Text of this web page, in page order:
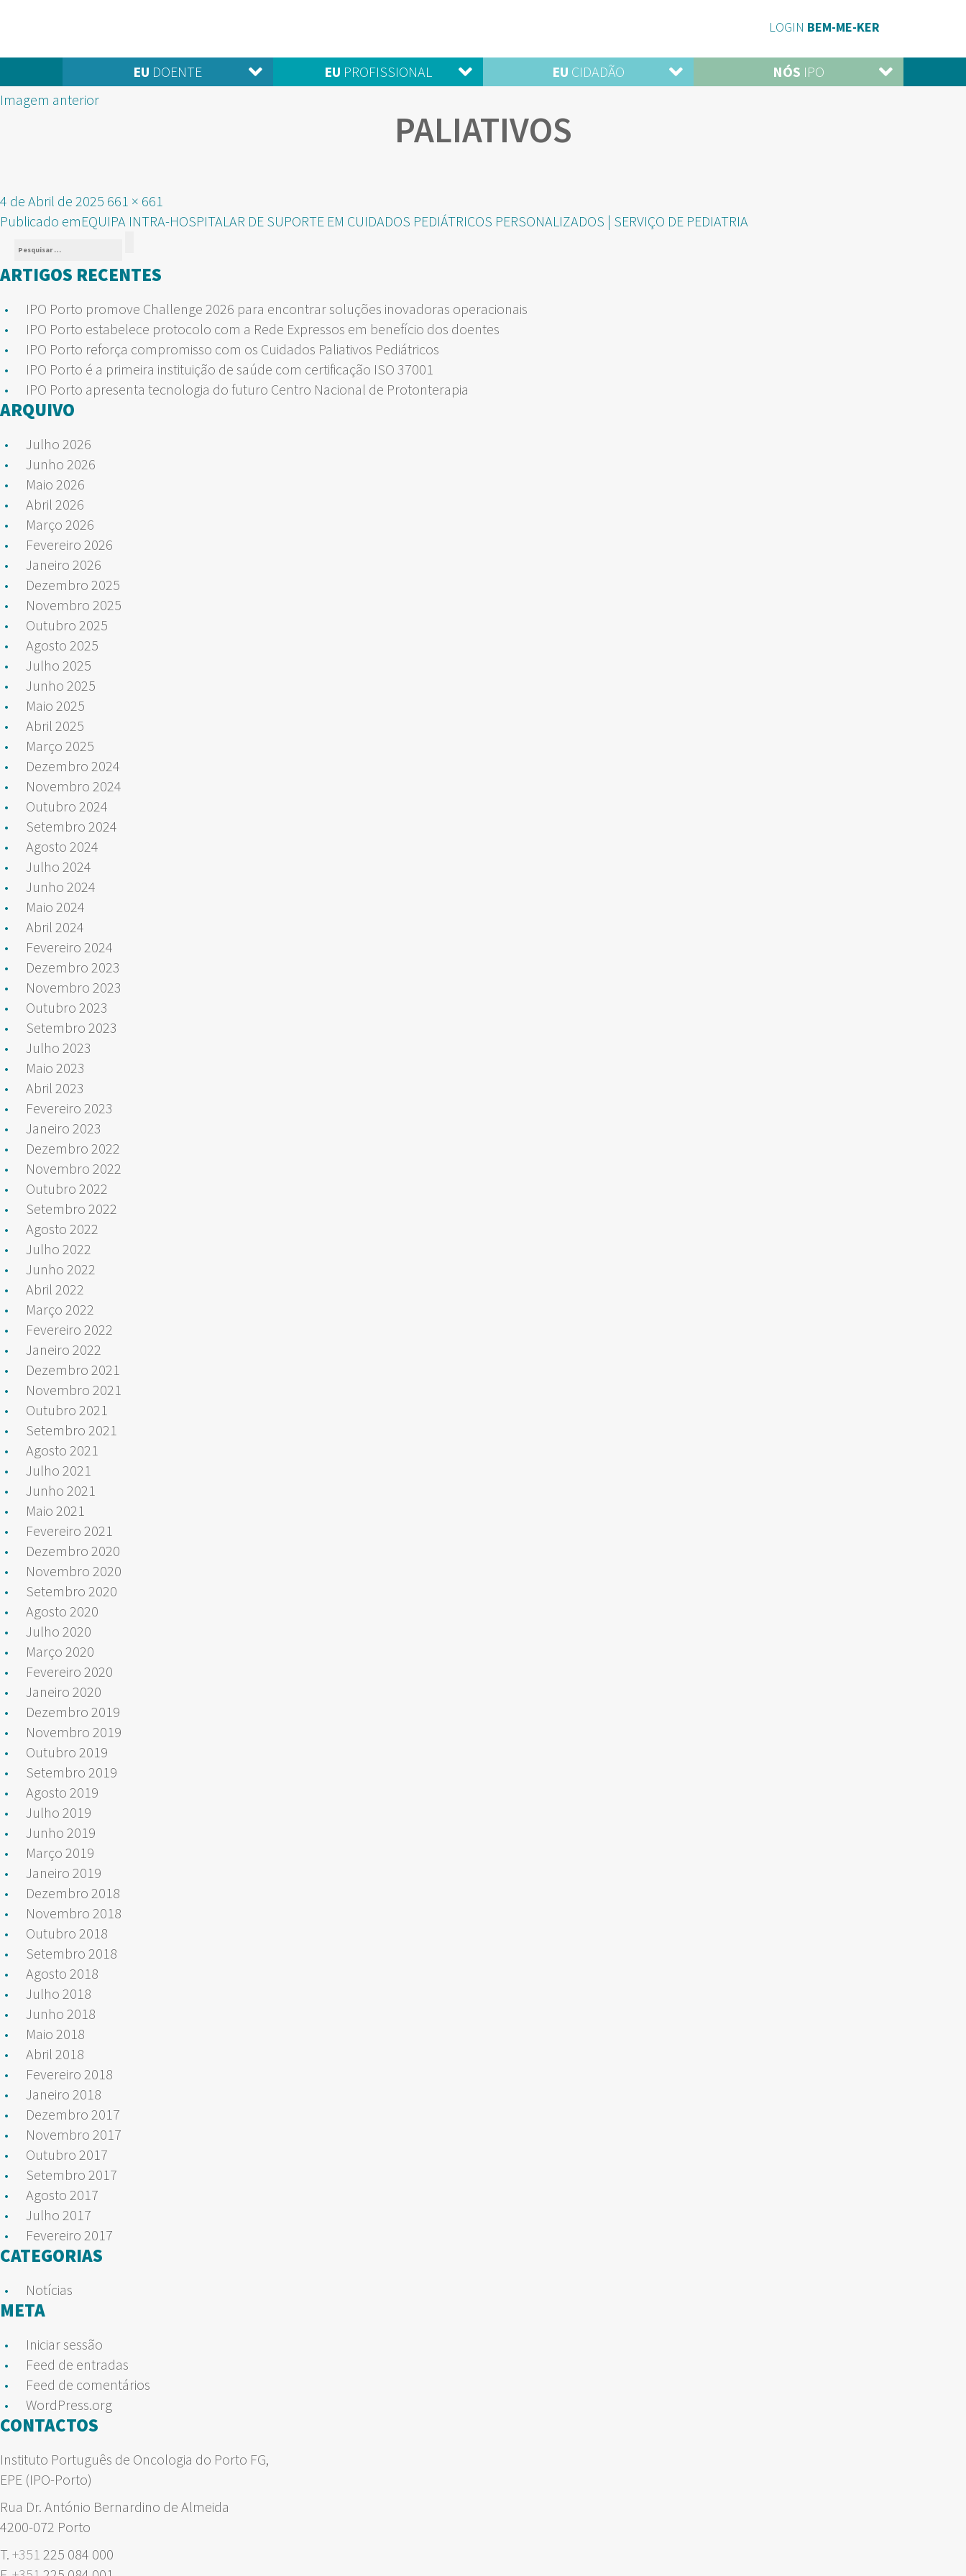
LOGIN BEM-ME-KER
EU DOENTE EU PROFISSIONAL EU CIDADÃO NÓS IPO
Imagem anterior
PALIATIVOS
Publicado
em
4 de Abril de 2025 Tamanho
real
661 × 661
NAVEGAÇÃO
DE
ARTIGOS
Publicado emEQUIPA INTRA-HOSPITALAR DE SUPORTE EM CUIDADOS PEDIÁTRICOS PERSONALIZADOS | SERVIÇO DE PEDIATRIA
Pesquisar
por:
ARTIGOS RECENTES
IPO Porto promove Challenge 2026 para encontrar soluções inovadoras operacionais
IPO Porto estabelece protocolo com a Rede Expressos em benefício dos doentes
IPO Porto reforça compromisso com os Cuidados Paliativos Pediátricos
IPO Porto é a primeira instituição de saúde com certificação ISO 37001
IPO Porto apresenta tecnologia do futuro Centro Nacional de Protonterapia
ARQUIVO
Julho 2026
Junho 2026
Maio 2026
Abril 2026
Março 2026
Fevereiro 2026
Janeiro 2026
Dezembro 2025
Novembro 2025
Outubro 2025
Agosto 2025
Julho 2025
Junho 2025
Maio 2025
Abril 2025
Março 2025
Dezembro 2024
Novembro 2024
Outubro 2024
Setembro 2024
Agosto 2024
Julho 2024
Junho 2024
Maio 2024
Abril 2024
Fevereiro 2024
Dezembro 2023
Novembro 2023
Outubro 2023
Setembro 2023
Julho 2023
Maio 2023
Abril 2023
Fevereiro 2023
Janeiro 2023
Dezembro 2022
Novembro 2022
Outubro 2022
Setembro 2022
Agosto 2022
Julho 2022
Junho 2022
Abril 2022
Março 2022
Fevereiro 2022
Janeiro 2022
Dezembro 2021
Novembro 2021
Outubro 2021
Setembro 2021
Agosto 2021
Julho 2021
Junho 2021
Maio 2021
Fevereiro 2021
Dezembro 2020
Novembro 2020
Setembro 2020
Agosto 2020
Julho 2020
Março 2020
Fevereiro 2020
Janeiro 2020
Dezembro 2019
Novembro 2019
Outubro 2019
Setembro 2019
Agosto 2019
Julho 2019
Junho 2019
Março 2019
Janeiro 2019
Dezembro 2018
Novembro 2018
Outubro 2018
Setembro 2018
Agosto 2018
Julho 2018
Junho 2018
Maio 2018
Abril 2018
Fevereiro 2018
Janeiro 2018
Dezembro 2017
Novembro 2017
Outubro 2017
Setembro 2017
Agosto 2017
Julho 2017
Fevereiro 2017
CATEGORIAS
Notícias
META
Iniciar sessão
Feed de entradas
Feed de comentários
WordPress.org
CONTACTOS
Instituto Português de Oncologia do Porto FG,
EPE (IPO-Porto)
Rua Dr. António Bernardino de Almeida
4200-072 Porto
T. +351 225 084 000